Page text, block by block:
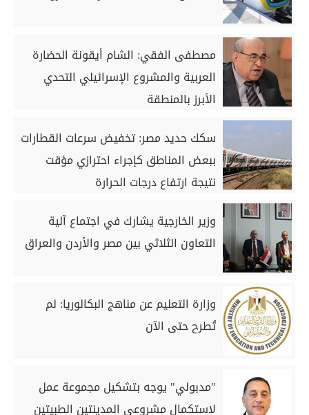
مصطفى الفقي: الشام أيقونة الحضارة
العربية والمشروع الإسرائيلي التحدي
الأبرز بالمنطقة
سكك حديد مصر: تخفيض سرعات القطارات
ببعض المناطق كإجراء احترازي مؤقت
نتيجة ارتفاع درجات الحرارة
وزير الخارجية يشارك في اجتماع آلية
التعاون الثلاثي بين مصر والأردن والعراق
وزارة التعليم عن مناهج البكالوريا: لم
تُطرح حتى الآن
"مدبولي" يوجه بتشكيل مجموعة عمل
لاستكمال مشروعي المدينتين الطبيتين